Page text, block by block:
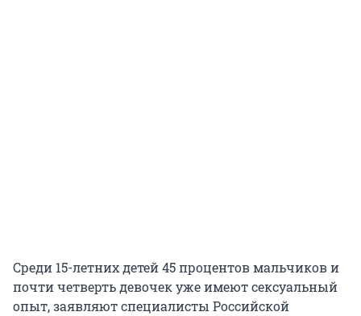
Среди 15-летних детей 45 процентов мальчиков и
почти четверть девочек уже имеют сексуальный
опыт, заявляют специалисты Российской